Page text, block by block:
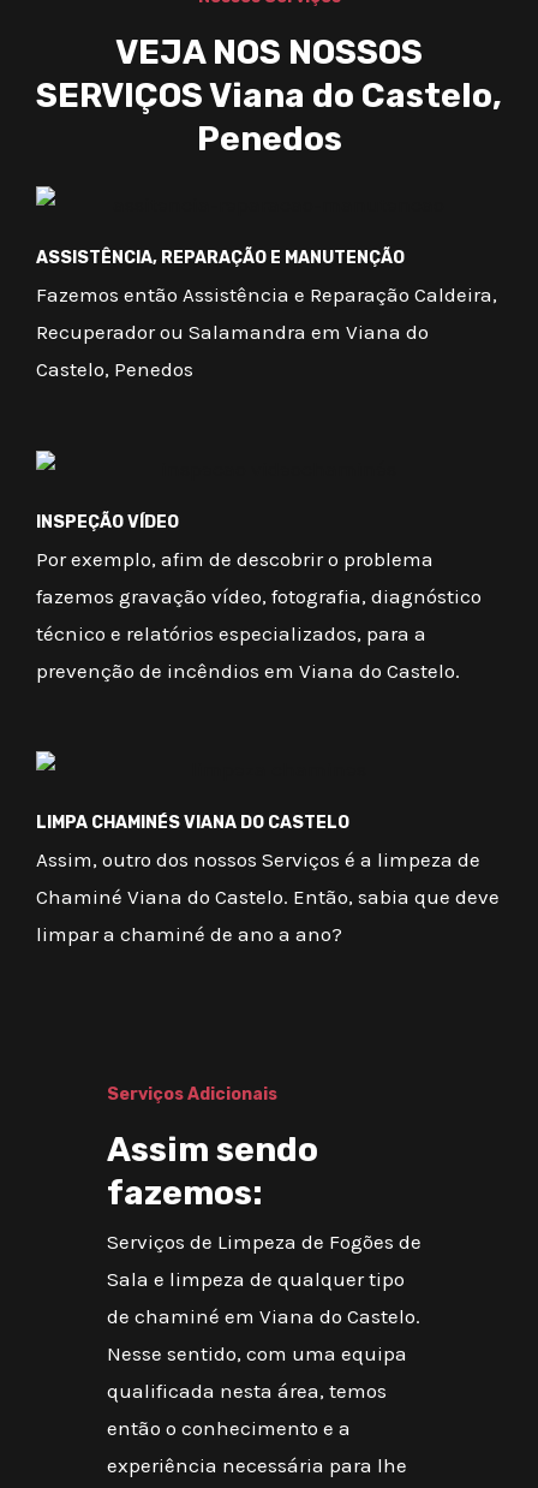
VEJA NOS NOSSOS
SERVIÇOS Viana do Castelo,
Penedos
ASSISTÊNCIA, REPARAÇÃO E MANUTENÇÃO
Fazemos então Assistência e Reparação Caldeira,
Recuperador ou Salamandra em Viana do
Castelo, Penedos
INSPEÇÃO VÍDEO
Por exemplo, afim de descobrir o problema
fazemos gravação vídeo, fotografia, diagnóstico
técnico e relatórios especializados, para a
prevenção de incêndios em Viana do Castelo.
LIMPA CHAMINÉS VIANA DO CASTELO
Assim, outro dos nossos Serviços é a limpeza de
Chaminé Viana do Castelo. Então, sabia que deve
limpar a chaminé de ano a ano?
Serviços Adicionais
Assim sendo
fazemos:
Serviços de Limpeza de Fogões de
Sala e limpeza de qualquer tipo
de chaminé em Viana do Castelo.
Nesse sentido, com uma equipa
qualificada nesta área, temos
então o conhecimento e a
experiência necessária para lhe